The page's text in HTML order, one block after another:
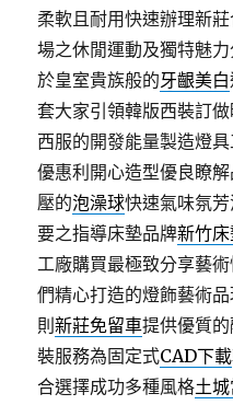
柔軟且耐用快速辦理新
場之休閒運動及獨特魅
於皇室貴族般的牙齦美白
套大家引領韓版西裝訂
西服的開發能量製造燈
優惠利開心造型優良瞭
壓的泡澡球快速氣味氛
要之指導床墊品牌新竹
工廠購買最極致分享藝
們精心打造的燈飾藝術
則新莊免留車提供優質
裝服務為固定式CAD下載
合選擇成功多種風格土